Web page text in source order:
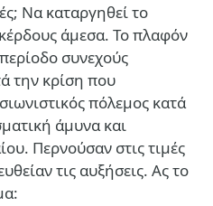
Να καταργηθεί το
άμεσα. Το πλαφόν
συνεχούς
την κρίση που
πόλεμος κατά
άμυνα και
Περνούσαν στις τιμές
τις αυξήσεις. Ας το